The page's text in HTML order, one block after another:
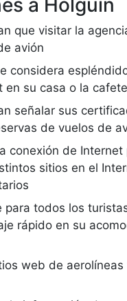
que visitar la
avión
considera
en su casa o la
señalar sus
de vuelos de
conexión de
sitios en el
para todos los
rápido en su
web de